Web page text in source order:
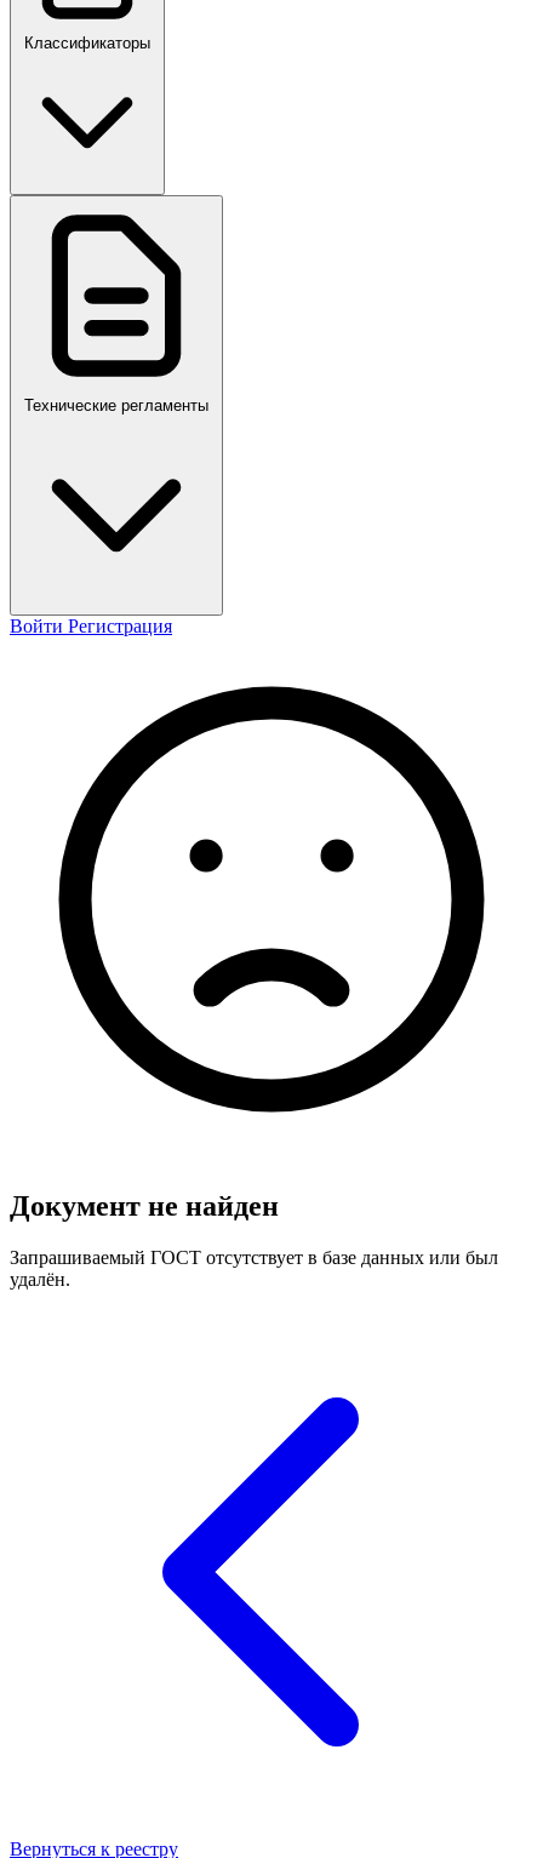
ПР,Р,ПМГ,РМГ
Классификаторы
Технические регламенты
Войти Регистрация
Документ не найден
Запрашиваемый ГОСТ отсутствует в базе данных или был
удалён.
Вернуться к реестру